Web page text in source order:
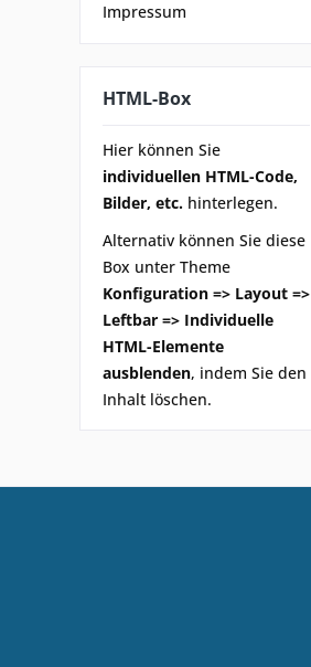
Impressum
HTML-Box
Hier können Sie
individuellen HTML-Code,
Bilder, etc. hinterlegen.
Alternativ können Sie diese
Box unter Theme
Konfiguration => Layout =>
Leftbar => Individuelle
HTML-Elemente
ausblenden, indem Sie den
Inhalt löschen.